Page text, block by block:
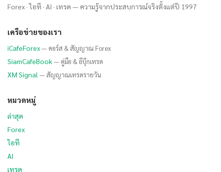
Forex · ไอที · AI · เทรด — ความรู้จากประสบการณ์จริงตั้งแต่ปี 1997
เครือข่ายของเรา
iCafeForex— คอร์ส & สัญญาณ Forex
SiamCafeBook— คู่มือ & อีบุ๊กเทรด
XM Signal — สัญญาณเทรดรายวัน
หมวดหมู่
ล่าสุด
Forex
ไอที
AI
เทรด